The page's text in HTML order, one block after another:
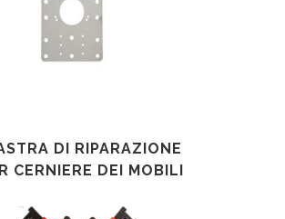
DI RIPARAZIONE
CERNIERE DEI MOBILI